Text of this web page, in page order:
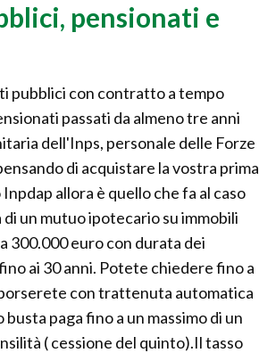
pensionati e
pubblici con contratto a tempo
passati da almeno tre anni
dell'Inps, personale delle Forze
di acquistare la vostra prima
allora è quello che fa al caso
un mutuo ipotecario su immobili
300.000 euro con durata dei
ai 30 anni. Potete chiedere fino a
con trattenuta automatica
busta paga fino a un massimo di un
( cessione del quinto).Il tasso